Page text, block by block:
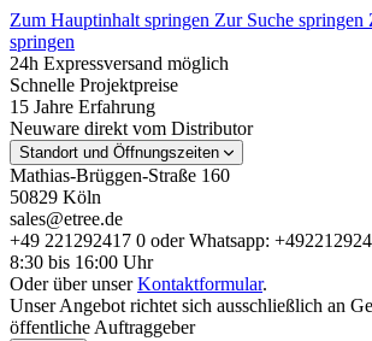
Zum Hauptinhalt springen Zur Suche springen
springen
24h Expressversand möglich
Schnelle Projektpreise
15 Jahre Erfahrung
Neuware direkt vom Distributor
Standort und Öffnungszeiten
Mathias-Brüggen-Straße 160
50829 Köln
sales@etree.de
+49 221292417 0 oder Whatsapp:
8:30 bis 16:00 Uhr
Oder über unserKontaktformular.
Unser Angebot richtet sich ausschließlich an
öffentliche Auftraggeber